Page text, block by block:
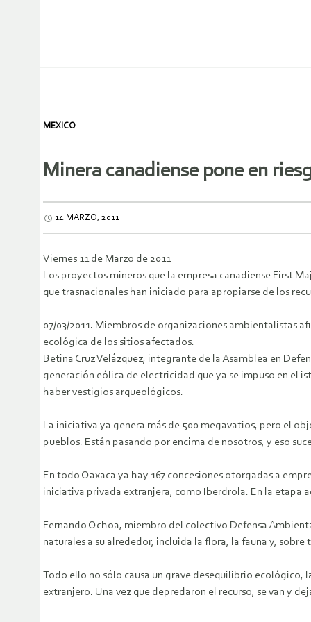
MEXICO
Minera canadiense pone en
14 MARZO, 2011
Viernes 11 de Marzo de 2011
Los proyectos mineros que la empresa canadiense First
que trasnacionales han iniciado para apropiarse de los
07/03/2011. Miembros de organizaciones ambientalistas
ecológica de los sitios afectados.
Betina Cruz Velázquez, integrante de la Asamblea en
generación eólica de electricidad que ya se impuso en el
haber vestigios arqueológicos.
La iniciativa ya genera más de 500 megavatios, pero el
pueblos. Están pasando por encima de nosotros, y eso
En todo Oaxaca ya hay 167 concesiones otorgadas a
iniciativa privada extranjera, como Iberdrola. En la etapa
Fernando Ochoa, miembro del colectivo Defensa
naturales a su alrededor, incluida la flora, la fauna y, sobre
Todo ello no sólo causa un grave desequilibrio ecológico,
extranjero. Una vez que depredaron el recurso, se van y